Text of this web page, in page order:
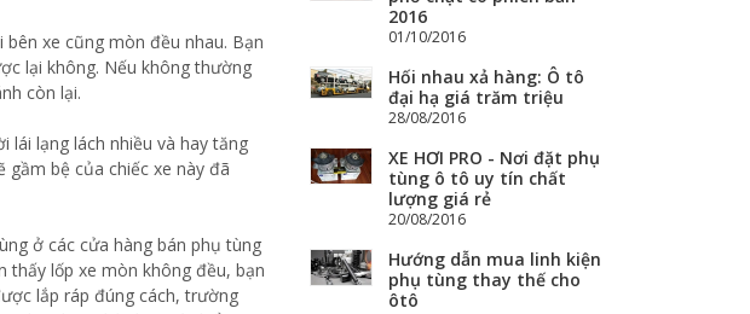
xe cũng mòn đều nhau. Bạn
lại không. Nếu không thường
còn lại.
lái lạng lách nhiều và hay tăng
gầm bệ của chiếc xe này đã
ở các cửa hàng bán phụ tùng
thấy lốp xe mòn không đều, bạn
lắp ráp đúng cách, trường
2016
01/10/2016
Hối nhau xả hàng: Ô tô
đại hạ giá trăm triệu
28/08/2016
XE HƠI PRO - Nơi đặt phụ
tùng ô tô uy tín chất
lượng giá rẻ
20/08/2016
Hướng dẫn mua linh kiện
phụ tùng thay thế cho
ôtô